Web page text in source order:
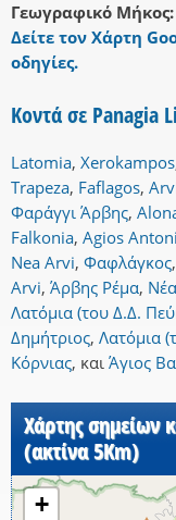
Γεωγραφικό Μήκος:
Δείτε τον Χάρτη
οδηγίες.
Κοντά σε Panagia
Latomia, Xerokampos
Trapeza, Faflagos,
Φαράγγι Άρβης,
Falkonia, Agios
Nea Arvi, Φαφλάγκος,
Arvi, Άρβης Ρέμα,
Λατόμια (του Δ.Δ.
Δημήτριος, Λατόμια
Κόρνιας, και Άγιος
Χάρτης σημείων
(ακτίνα 5Km)
+